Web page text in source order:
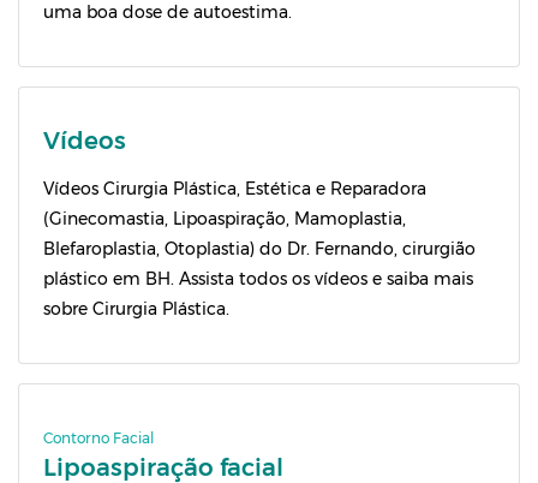
uma boa dose de autoestima.
Vídeos
Vídeos Cirurgia Plástica, Estética e Reparadora
(Ginecomastia, Lipoaspiração, Mamoplastia,
Blefaroplastia, Otoplastia) do Dr. Fernando, cirurgião
plástico em BH. Assista todos os vídeos e saiba mais
sobre Cirurgia Plástica.
Contorno Facial
Lipoaspiração facial